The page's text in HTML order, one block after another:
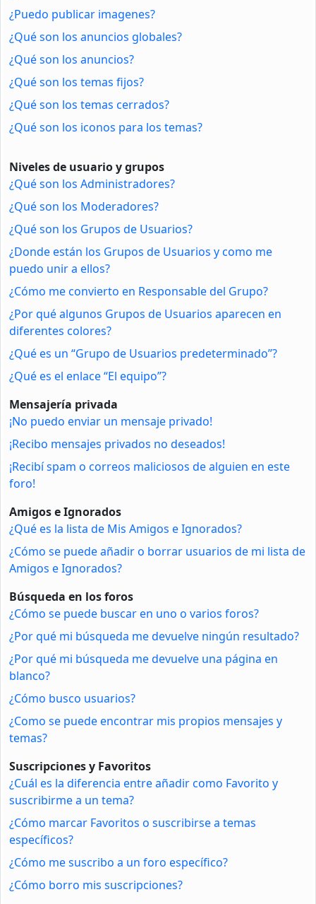
¿Puedo publicar imagenes?
¿Qué son los anuncios globales?
¿Qué son los anuncios?
¿Qué son los temas fijos?
¿Qué son los temas cerrados?
¿Qué son los iconos para los temas?
Niveles de usuario y grupos
¿Qué son los Administradores?
¿Qué son los Moderadores?
¿Qué son los Grupos de Usuarios?
¿Donde están los Grupos de Usuarios y como me
puedo unir a ellos?
¿Cómo me convierto en Responsable del Grupo?
¿Por qué algunos Grupos de Usuarios aparecen en
diferentes colores?
¿Qué es un “Grupo de Usuarios predeterminado”?
¿Qué es el enlace “El equipo”?
Mensajería privada
¡No puedo enviar un mensaje privado!
¡Recibo mensajes privados no deseados!
¡Recibí spam o correos maliciosos de alguien en este
foro!
Amigos e Ignorados
¿Qué es la lista de Mis Amigos e Ignorados?
¿Cómo se puede añadir o borrar usuarios de mi lista de
Amigos e Ignorados?
Búsqueda en los foros
¿Cómo se puede buscar en uno o varios foros?
¿Por qué mi búsqueda me devuelve ningún resultado?
¿Por qué mi búsqueda me devuelve una página en
blanco?
¿Cómo busco usuarios?
¿Como se puede encontrar mis propios mensajes y
temas?
Suscripciones y Favoritos
¿Cuál es la diferencia entre añadir como Favorito y
suscribirme a un tema?
¿Cómo marcar Favoritos o suscribirse a temas
específicos?
¿Cómo me suscribo a un foro específico?
¿Cómo borro mis suscripciones?